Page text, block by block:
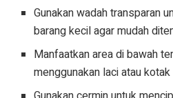
Gunakan wadah transparan
barang kecil agar mudah
Manfaatkan area di bawah
menggunakan laci atau